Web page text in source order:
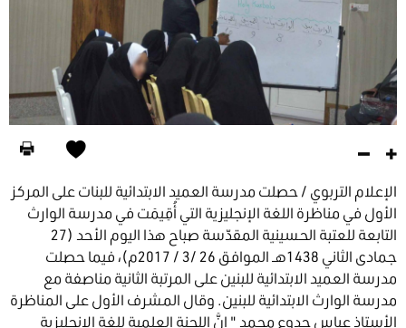
الإعلام التربوي / حصلت مدرسة العميد الابتدائية للبنات على المركز
الأول في مناظرة اللغة الإنجليزية التي أُقِيمَت في مدرسة الوارث
التابعة للعتبة الحسينية المقدّسة صباح هذا اليوم الأحد (27
جمادى الثاني 1438هـ الموافق 26 /3 / 2017م)، فيما حصلت
مدرسة العميد الابتدائية للبنين على المرتبة الثانية مناصفة مع
مدرسة الوارث الابتدائية للبنين. وقال المشرف الأول على المناظرة
الأستاذ عباس جدوع محمد " إنَّ اللجنة العلمية للغة الإنجليزية